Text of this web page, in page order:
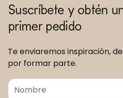
Suscríbete y obtén
primer pedido
Te enviaremos inspiración,
por formar parte.